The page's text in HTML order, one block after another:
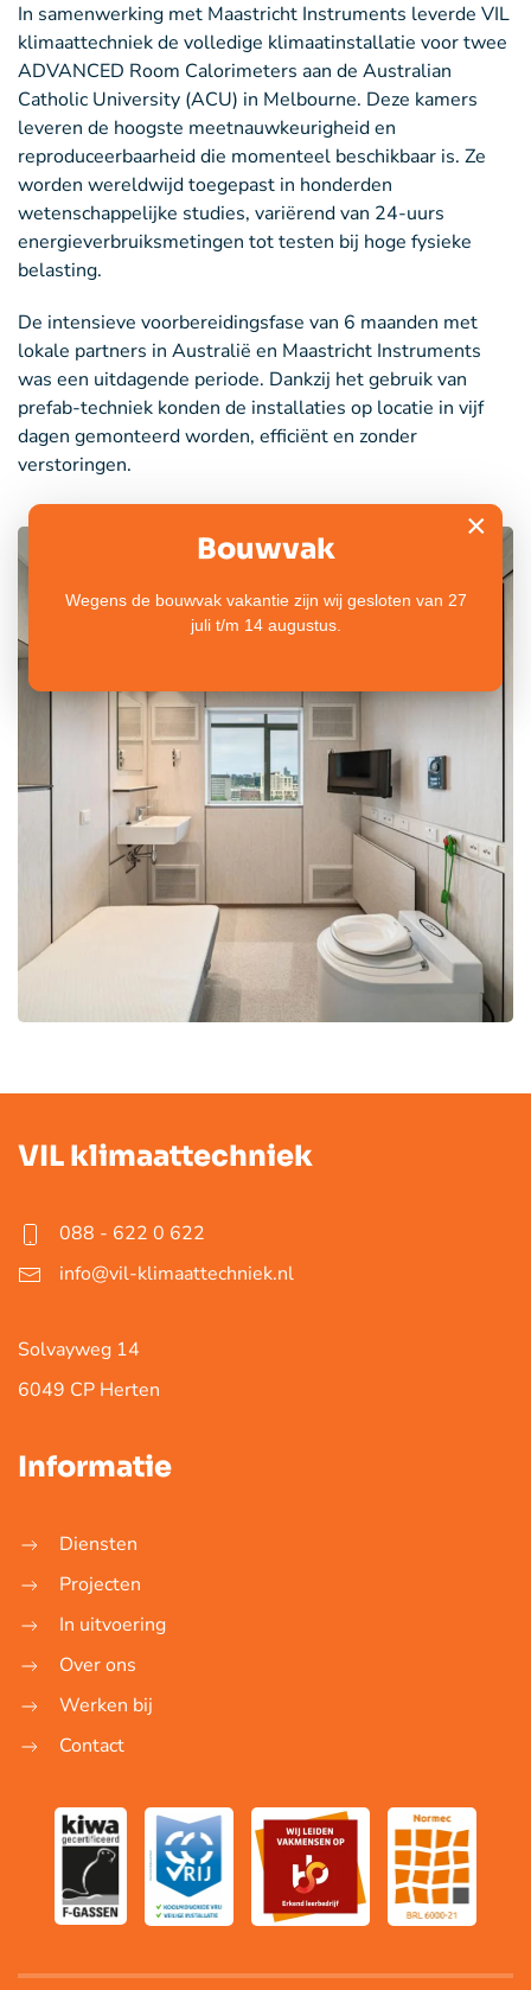
In samenwerking met Maastricht Instruments leverde VIL
klimaattechniek de volledige klimaatinstallatie voor twee
ADVANCED Room Calorimeters aan de Australian
Catholic University (ACU) in Melbourne. Deze kamers
leveren de hoogste meetnauwkeurigheid en
reproduceerbaarheid die momenteel beschikbaar is. Ze
worden wereldwijd toegepast in honderden
wetenschappelijke studies, variërend van 24-uurs
energieverbruiksmetingen tot testen bij hoge fysieke
belasting.
De intensieve voorbereidingsfase van 6 maanden met
lokale partners in Australië en Maastricht Instruments
was een uitdagende periode. Dankzij het gebruik van
prefab-techniek konden de installaties op locatie in vijf
dagen gemonteerd worden, efficiënt en zonder
verstoringen.
VIL klimaattechniek
088 - 622 0 622
info@vil-klimaattechniek.nl
Solvayweg 14
6049 CP Herten
Informatie
Diensten
Projecten
In uitvoering
Over ons
Werken bij
Contact
×
Bouwvak
Wegens de bouwvak vakantie zijn wij gesloten van 27
juli t/m 14 augustus.